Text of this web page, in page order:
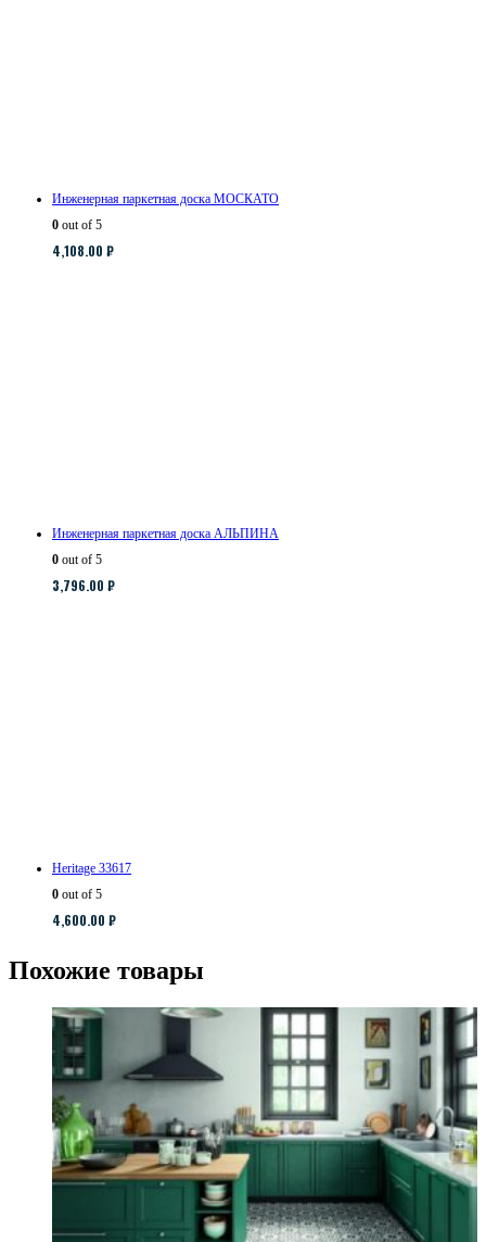
Инженерная паркетная доска МОСКАТО
0 out of 5
4,108.00 ₽
Инженерная паркетная доска АЛЬПИНА
0 out of 5
3,796.00 ₽
Heritage 33617
0 out of 5
4,600.00 ₽
Похожие товары